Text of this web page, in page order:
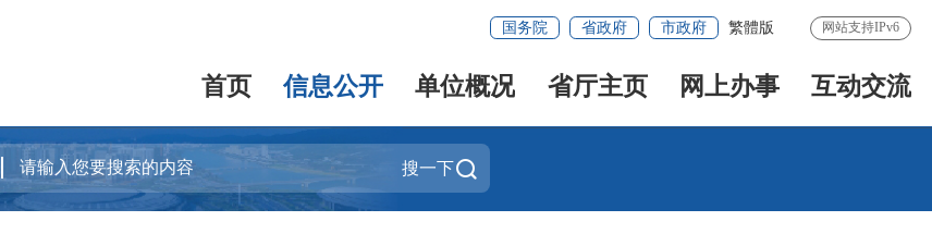
国务院 省政府 市政府 繁體版 网站支持IPv6
首页 信息公开 单位概况 省厅主页 网上办事 互动交流
搜一下